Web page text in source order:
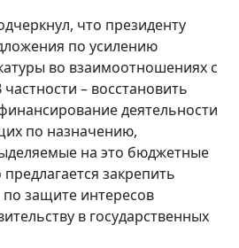
что президенту
по усилению
во взаимоотношениях с
– восстановить
деятельности
по назначению,
на это бюджетные
закрепить
защите интересов
в государственных